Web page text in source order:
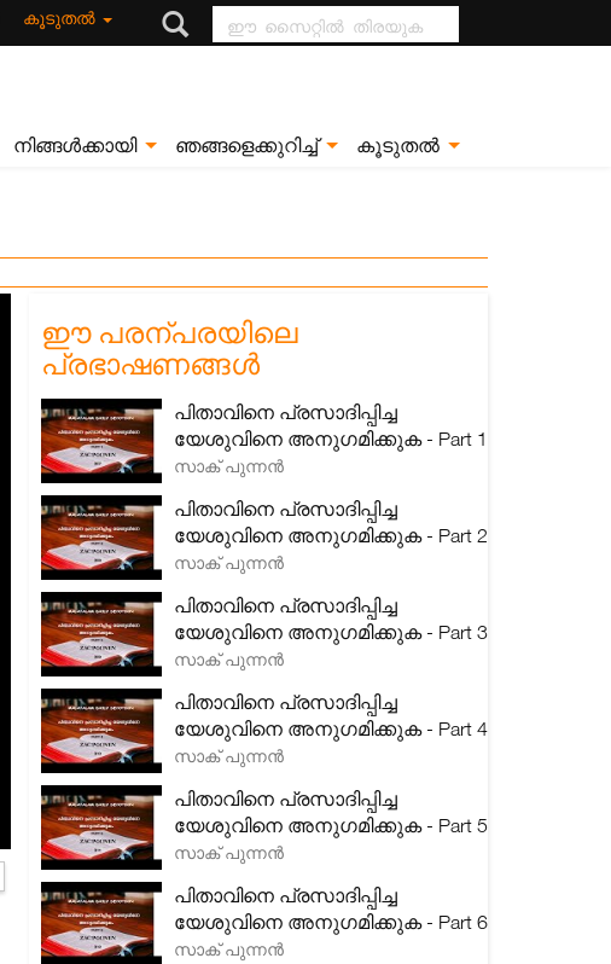
കൂടുതൽ
ഈ സൈറ്റിൽ
തിരയുക
നിങ്ങൾക്കായി ഞങ്ങളെക്കുറിച്ച് കൂടുതൽ
ഈ പരന്പരയിലെ
പ്രഭാഷണങ്ങൾ
പിതാവിനെ പ്രസാദിപ്പിച്ച
യേശുവിനെ അനുഗമിക്കുക - Part 1
സാക് പുന്നൻ
പിതാവിനെ പ്രസാദിപ്പിച്ച
യേശുവിനെ അനുഗമിക്കുക - Part 2
സാക് പുന്നൻ
പിതാവിനെ പ്രസാദിപ്പിച്ച
യേശുവിനെ അനുഗമിക്കുക - Part 3
സാക് പുന്നൻ
പിതാവിനെ പ്രസാദിപ്പിച്ച
യേശുവിനെ അനുഗമിക്കുക - Part 4
സാക് പുന്നൻ
പിതാവിനെ പ്രസാദിപ്പിച്ച
യേശുവിനെ അനുഗമിക്കുക - Part 5
സാക് പുന്നൻ
പിതാവിനെ പ്രസാദിപ്പിച്ച
യേശുവിനെ അനുഗമിക്കുക - Part 6
സാക് പുന്നൻ